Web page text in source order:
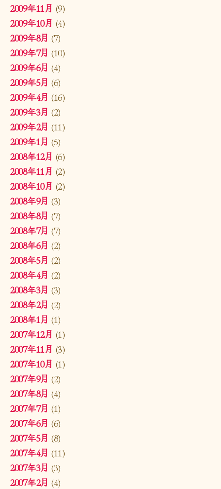
2009年11月 (9)
2009年10月 (4)
2009年8月 (7)
2009年7月 (10)
2009年6月 (4)
2009年5月 (6)
2009年4月 (16)
2009年3月 (2)
2009年2月 (11)
2009年1月 (5)
2008年12月 (6)
2008年11月 (2)
2008年10月 (2)
2008年9月 (3)
2008年8月 (7)
2008年7月 (7)
2008年6月 (2)
2008年5月 (2)
2008年4月 (2)
2008年3月 (3)
2008年2月 (2)
2008年1月 (1)
2007年12月 (1)
2007年11月 (3)
2007年10月 (1)
2007年9月 (2)
2007年8月 (4)
2007年7月 (1)
2007年6月 (6)
2007年5月 (8)
2007年4月 (11)
2007年3月 (3)
2007年2月 (4)